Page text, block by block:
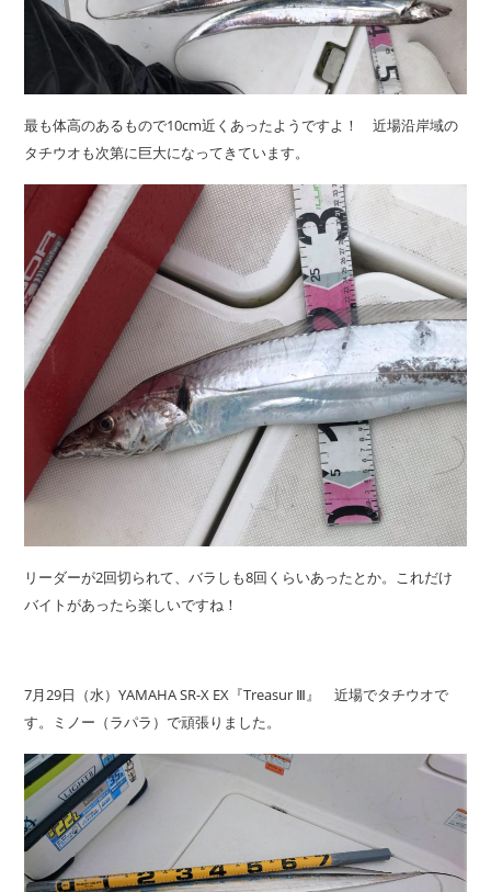
最も体高のあるもので10cm近くあったようですよ！ 近場沿岸域の
タチウオも次第に巨大になってきています。
リーダーが2回切られて、バラしも8回くらいあったとか。これだけ
バイトがあったら楽しいですね！
7月29日（水）YAMAHA SR-X EX『Treasur Ⅲ』 近場でタチウオで
す。ミノー（ラパラ）で頑張りました。